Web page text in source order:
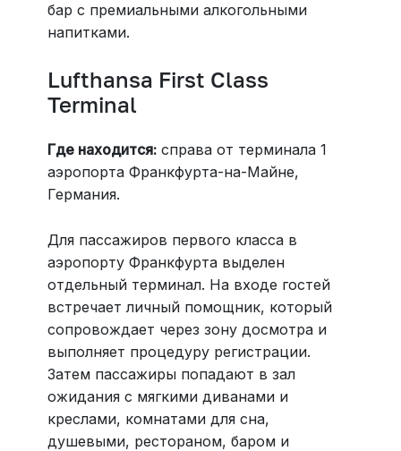
бар с премиальными алкогольными
напитками.
Lufthansa First Class
Terminal
Где находится:справа от терминала 1
аэропорта Франкфурта-на-Майне,
Германия.
Для пассажиров первого класса в
аэропорту Франкфурта выделен
отдельный терминал. На входе гостей
встречает личный помощник, который
сопровождает через зону досмотра и
выполняет процедуру регистрации.
Затем пассажиры попадают в зал
ожидания с мягкими диванами и
креслами, комнатами для сна,
душевыми, рестораном, баром и